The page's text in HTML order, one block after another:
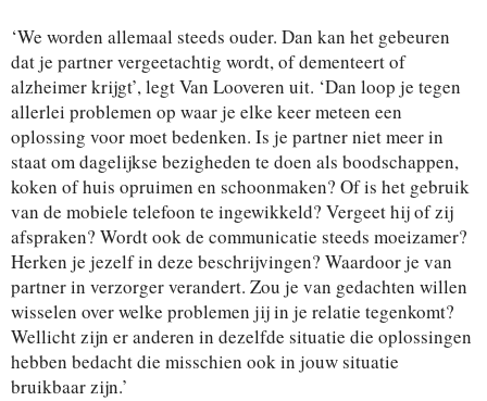
‘We worden allemaal steeds ouder. Dan kan het gebeuren
dat je partner vergeetachtig wordt, of dementeert of
alzheimer krijgt’, legt Van Looveren uit. ‘Dan loop je tegen
allerlei problemen op waar je elke keer meteen een
oplossing voor moet bedenken. Is je partner niet meer in
staat om dagelijkse bezigheden te doen als boodschappen,
koken of huis opruimen en schoonmaken? Of is het gebruik
van de mobiele telefoon te ingewikkeld? Vergeet hij of zij
afspraken? Wordt ook de communicatie steeds moeizamer?
Herken je jezelf in deze beschrijvingen? Waardoor je van
partner in verzorger verandert. Zou je van gedachten willen
wisselen over welke problemen jij in je relatie tegenkomt?
Wellicht zijn er anderen in dezelfde situatie die oplossingen
hebben bedacht die misschien ook in jouw situatie
bruikbaar zijn.’